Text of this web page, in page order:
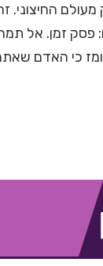
החיצוני.
פסק זמן.
כי האדם